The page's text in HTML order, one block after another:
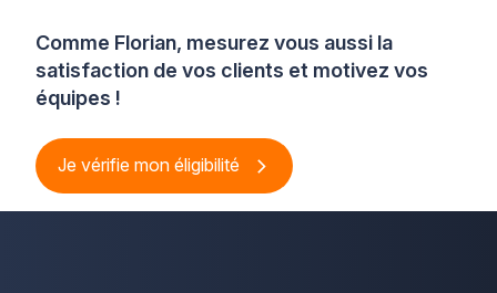
Comme Florian, mesurez vous aussi la
satisfaction de vos clients et motivez vos
équipes !
Je vérifie mon éligibilité